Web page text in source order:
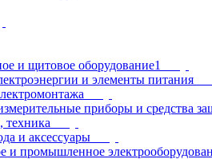
и щитовое оборудование1
и элементы питания
приборы и средства
техника
и аксессуары
и промышленное